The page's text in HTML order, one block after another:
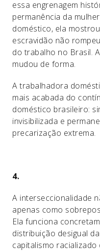
essa engrenagem
permanência da
doméstico, ela
escravidão não
do trabalho no Brasil.
mudou de forma.
A trabalhadora
mais acabada do
doméstico brasileiro:
invisibilizada e
precarização extrema.
4.
A interseccionalidade
apenas como
Ela funciona
distribuição desigual
capitalismo